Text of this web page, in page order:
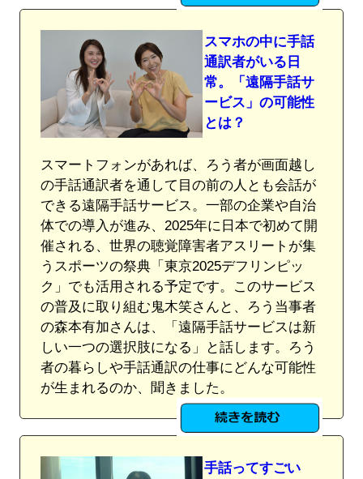
スマホの中に手話
通訳者がいる日
常。「遠隔手話サ
ービス」の可能性
とは？
スマートフォンがあれば、ろう者が画面越し
の手話通訳者を通して目の前の人とも会話が
できる遠隔手話サービス。一部の企業や自治
体での導入が進み、2025年に日本で初めて開
催される、世界の聴覚障害者アスリートが集
うスポーツの祭典「東京2025デフリンピッ
ク」でも活用される予定です。このサービス
の普及に取り組む鬼木笑さんと、ろう当事者
の森本有加さんは、「遠隔手話サービスは新
しい一つの選択肢になる」と話します。ろう
者の暮らしや手話通訳の仕事にどんな可能性
が生まれるのか、聞きました。
手話ってすごい